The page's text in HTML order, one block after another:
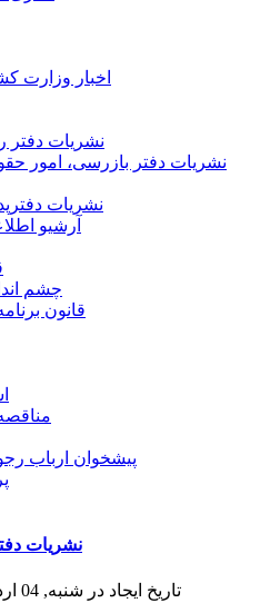
اخبار وزارت
نشریات دفتر
نشريات دفتر بازرسی، امور
نشريات
آرشیو
چشم
قانون
پیشخوان ارباب
نشریات
تاریخ ایجاد در شنبه, 04 ارديبهشت 1400 07:33